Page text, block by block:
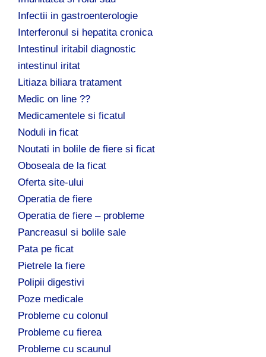
Infectii in gastroenterologie
Interferonul si hepatita cronica
Intestinul iritabil diagnostic
intestinul iritat
Litiaza biliara tratament
Medic on line ??
Medicamentele si ficatul
Noduli in ficat
Noutati in bolile de fiere si ficat
Oboseala de la ficat
Oferta site-ului
Operatia de fiere
Operatia de fiere – probleme
Pancreasul si bolile sale
Pata pe ficat
Pietrele la fiere
Polipii digestivi
Poze medicale
Probleme cu colonul
Probleme cu fierea
Probleme cu scaunul